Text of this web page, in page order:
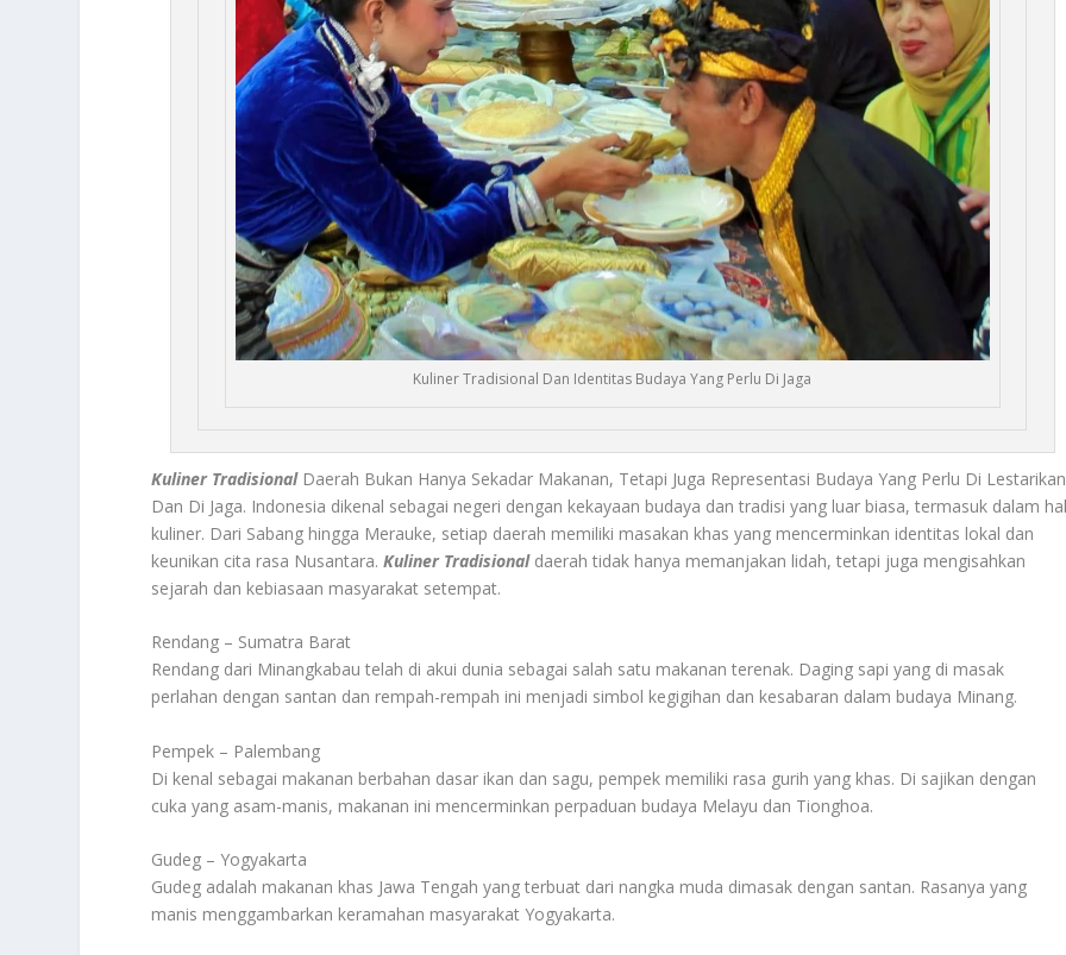
Kuliner Tradisional Dan Identitas Budaya Yang Perlu Di Jaga
Kuliner TradisionalDaerah Bukan Hanya Sekadar Makanan, Tetapi Juga Representasi Budaya Yang Perlu Di Lestarikan
Dan Di Jaga. Indonesia dikenal sebagai negeri dengan kekayaan budaya dan tradisi yang luar biasa, termasuk dalam
kuliner. Dari Sabang hingga Merauke, setiap daerah memiliki masakan khas yang mencerminkan identitas lokal dan
keunikan cita rasa Nusantara.Kuliner Tradisionaldaerah tidak hanya memanjakan lidah, tetapi juga mengisahkan
sejarah dan kebiasaan masyarakat setempat.
Rendang – Sumatra Barat
Rendang dari Minangkabau telah di akui dunia sebagai salah satu makanan terenak. Daging sapi yang di masak
perlahan dengan santan dan rempah-rempah ini menjadi simbol kegigihan dan kesabaran dalam budaya Minang.
Pempek – Palembang
Di kenal sebagai makanan berbahan dasar ikan dan sagu, pempek memiliki rasa gurih yang khas. Di sajikan dengan
cuka yang asam-manis, makanan ini mencerminkan perpaduan budaya Melayu dan Tionghoa.
Gudeg – Yogyakarta
Gudeg adalah makanan khas Jawa Tengah yang terbuat dari nangka muda dimasak dengan santan. Rasanya yang
manis menggambarkan keramahan masyarakat Yogyakarta.